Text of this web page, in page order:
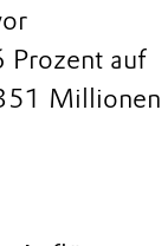
Prozent auf
Millionen